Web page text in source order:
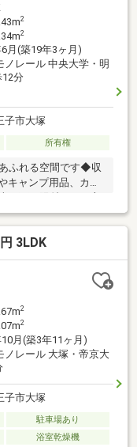
2
2
月(築19年3ヶ月)
ノレール 中央大学・明
分
子市大塚
所有権
ふれる空間です◆収
キャンプ用品、カー
3LDK
2
2
月(築3年11ヶ月)
ノレール 大塚・帝京大
子市大塚
駐車場あり
浴室乾燥機